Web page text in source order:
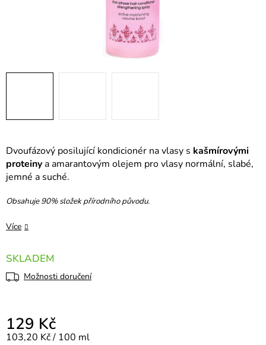
Dvoufázový posilující kondicionér na vlasy s kašmírovými
proteinya amarantovým olejem pro vlasy normální, slabé,
jemné a suché.
Obsahuje 90% složek přírodního původu.
Více
SKLADEM
Možnosti doručení
129 Kč
Měrná cena:
103,20 Kč / 100 ml